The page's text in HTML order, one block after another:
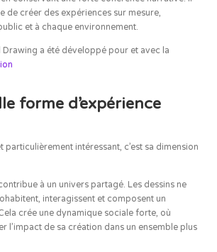
de créer des expériences sur mesure,
et à chaque environnement.
Drawing a été développé pour et avec la
forme d’expérience
particulièrement intéressant, c’est sa dimension
à un univers partagé. Les dessins ne
interagissent et composent un
crée une dynamique sociale forte, où
l’impact de sa création dans un ensemble plus